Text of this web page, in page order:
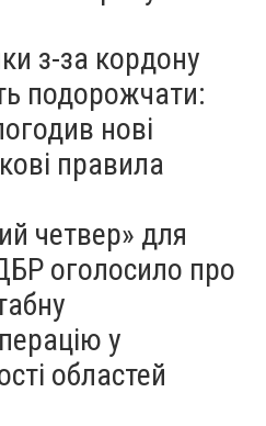
з-за кордону
подорожчати:
нові
правила
четвер» для
оголосило про
у
областей